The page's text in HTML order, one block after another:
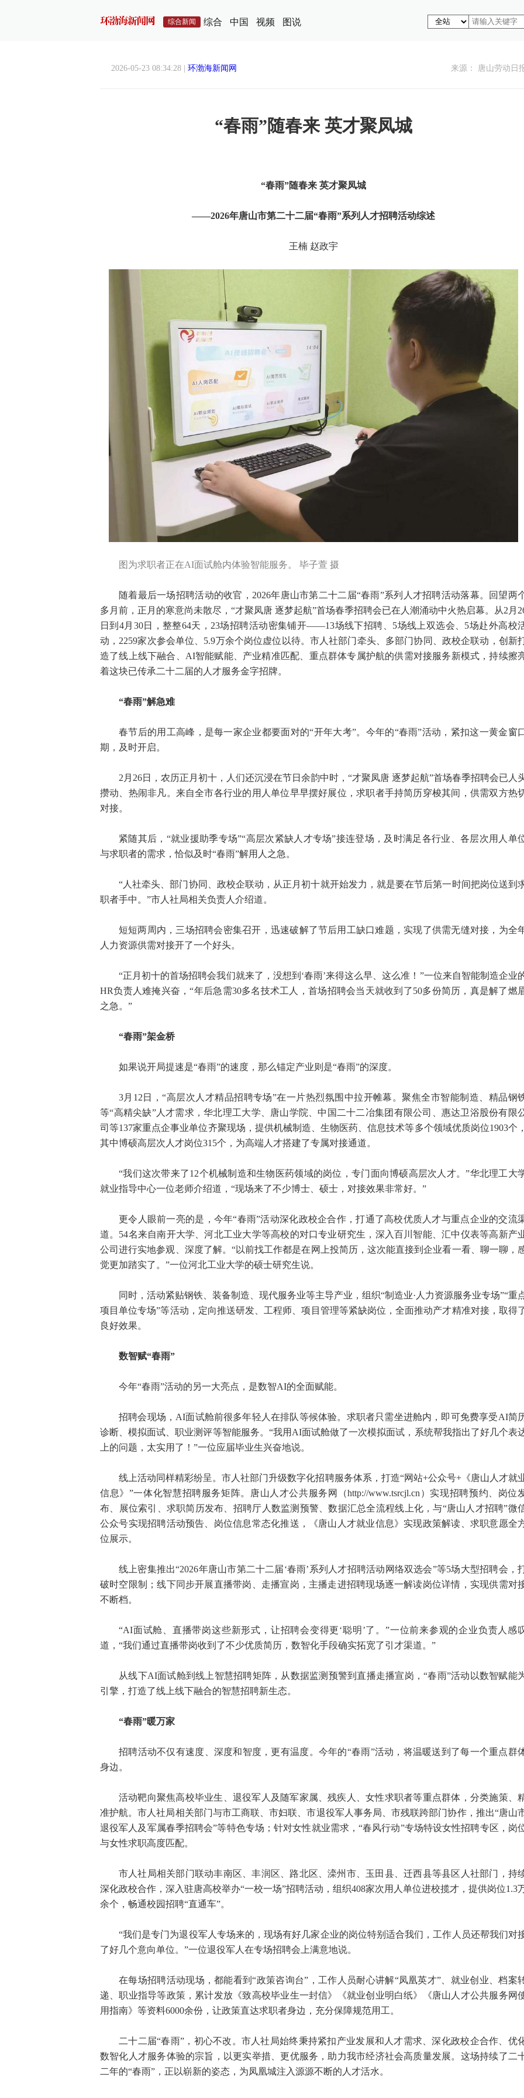
综合新闻 综合 中国 视频 图说
2026-05-23 08:34:28 | 环渤海新闻网 来源： 唐山劳动日
“春雨”随春来 英才聚凤城
“春雨”随春来 英才聚凤城
——2026年唐山市第二十二届“春雨”系列人才招聘活动综述
王楠 赵政宇
图为求职者正在AI面试舱内体验智能服务。 毕子萱 摄
随着最后一场招聘活动的收官，2026年唐山市第二十二届“春雨”系列人才招聘活动落幕。
回望两
多月前，正月的寒意尚未散尽，“才聚凤唐 逐梦起航”首场春季招聘会已在人潮涌动中火热启幕。从2月
日到4月30日，整整64天，23场招聘活动密集铺开——13场线下招聘、5场线上双选会、5场赴外高校
动，2259家次参会单位、5.9万余个岗位虚位以待。市人社部门牵头、多部门协同、政校企联动，创新
造了线上线下融合、AI智能赋能、产业精准匹配、重点群体专属护航的供需对接服务新模式，持续擦
着这块已传承二十二届的人才服务金字招牌。
“春雨”解急难
春节后的用工高峰，是每一家企业都要面对的“开年大考”。今年的“春雨”活动，紧扣这一黄金窗
期，及时开启。
2月26日，农历正月初十，人们还沉浸在节日余韵中时，“才聚凤唐 逐梦起航”首场春季招聘会已人
攒动、热闹非凡。来自全市各行业的用人单位早早摆好展位，求职者手持简历穿梭其间，供需双方热
对接。
紧随其后，“就业援助季专场”“高层次紧缺人才专场”接连登场，及时满足各行业、各层次用人单
与求职者的需求，恰似及时“春雨”解用人之急。
“人社牵头、部门协同、政校企联动，从正月初十就开始发力，就是要在节后第一时间把岗位送到
职者手中。”市人社局相关负责人介绍道。
短短两周内，三场招聘会密集召开，迅速破解了节后用工缺口难题，实现了供需无缝对接，为全
人力资源供需对接开了一个好头。
“正月初十的首场招聘会我们就来了，没想到‘春雨’来得这么早、这么准！”一位来自智能制造企业
HR负责人难掩兴奋，“年后急需30多名技术工人，首场招聘会当天就收到了50多份简历，真是解了燃
之急。”
“春雨”架金桥
如果说开局提速是“春雨”的速度，那么锚定产业则是“春雨”的深度。
3月12日，“高层次人才精品招聘专场”在一片热烈氛围中拉开帷幕。聚焦全市智能制造、精品钢
等“高精尖缺”人才需求，华北理工大学、唐山学院、中国二十二冶集团有限公司、惠达卫浴股份有限
司等137家重点企事业单位齐聚现场，提供机械制造、生物医药、信息技术等多个领域优质岗位1903个，
其中博硕高层次人才岗位315个，为高端人才搭建了专属对接通道。
“我们这次带来了12个机械制造和生物医药领域的岗位，专门面向博硕高层次人才。”华北理工大
就业指导中心一位老师介绍道，“现场来了不少博士、硕士，对接效果非常好。”
更令人眼前一亮的是，今年“春雨”活动深化政校企合作，打通了高校优质人才与重点企业的交流
道。54名来自南开大学、河北工业大学等高校的对口专业研究生，深入百川智能、汇中仪表等高新产
公司进行实地参观、深度了解。“以前找工作都是在网上投简历，这次能直接到企业看一看、聊一聊，
觉更加踏实了。”一位河北工业大学的硕士研究生说。
同时，活动紧贴钢铁、装备制造、现代服务业等主导产业，组织“制造业·人力资源服务业专场”“重
项目单位专场”等活动，定向推送研发、工程师、项目管理等紧缺岗位，全面推动产才精准对接，取得
良好效果。
数智赋“春雨”
今年“春雨”活动的另一大亮点，是数智AI的全面赋能。
招聘会现场，AI面试舱前很多年轻人在排队等候体验。求职者只需坐进舱内，即可免费享受AI简
诊断、模拟面试、职业测评等智能服务。“我用AI面试舱做了一次模拟面试，系统帮我指出了好几个表
上的问题，太实用了！”一位应届毕业生兴奋地说。
线上活动同样精彩纷呈。市人社部门升级数字化招聘服务体系，打造“网站+公众号+《唐山人才就
信息》”一体化智慧招聘服务矩阵。唐山人才公共服务网（http://www.tsrcjl.cn）实现招聘预约、岗位
布、展位索引、求职简历发布、招聘厅人数监测预警、数据汇总全流程线上化，与“唐山人才招聘”微
公众号实现招聘活动预告、岗位信息常态化推送，《唐山人才就业信息》实现政策解读、求职意愿全
位展示。
线上密集推出“2026年唐山市第二十二届‘春雨’系列人才招聘活动网络双选会”等5场大型招聘会，
破时空限制；线下同步开展直播带岗、走播宣岗，主播走进招聘现场逐一解读岗位详情，实现供需对
不断档。
“AI面试舱、直播带岗这些新形式，让招聘会变得更‘聪明’了。”一位前来参观的企业负责人感
道，“我们通过直播带岗收到了不少优质简历，数智化手段确实拓宽了引才渠道。”
从线下AI面试舱到线上智慧招聘矩阵，从数据监测预警到直播走播宣岗，“春雨”活动以数智赋能
引擎，打造了线上线下融合的智慧招聘新生态。
“春雨”暖万家
招聘活动不仅有速度、深度和智度，更有温度。今年的“春雨”活动，将温暖送到了每一个重点群
身边。
活动靶向聚焦高校毕业生、退役军人及随军家属、残疾人、女性求职者等重点群体，分类施策、
准护航。市人社局相关部门与市工商联、市妇联、市退役军人事务局、市残联跨部门协作，推出“唐山
退役军人及军属春季招聘会”等特色专场；针对女性就业需求，“春风行动”专场特设女性招聘专区，岗
与女性求职高度匹配。
市人社局相关部门联动丰南区、丰润区、路北区、滦州市、玉田县、迁西县等县区人社部门，持
深化政校合作，深入驻唐高校举办“一校一场”招聘活动，组织408家次用人单位进校揽才，提供岗位1.3
余个，畅通校园招聘“直通车”。
“我们是专门为退役军人专场来的，现场有好几家企业的岗位特别适合我们，工作人员还帮我们对
了好几个意向单位。”一位退役军人在专场招聘会上满意地说。
在每场招聘活动现场，都能看到“政策咨询台”，工作人员耐心讲解“凤凰英才”、就业创业、档案
递、职业指导等政策，累计发放《致高校毕业生一封信》《就业创业明白纸》《唐山人才公共服务网
用指南》等资料6000余份，让政策直达求职者身边，充分保障规范用工。
二十二届“春雨”，初心不改。市人社局始终秉持紧扣产业发展和人才需求、深化政校企合作、优
数智化人才服务体验的宗旨，以更实举措、更优服务，助力我市经济社会高质量发展。这场持续了二
二年的“春雨”，正以崭新的姿态，为凤凰城注入源源不断的人才活水。